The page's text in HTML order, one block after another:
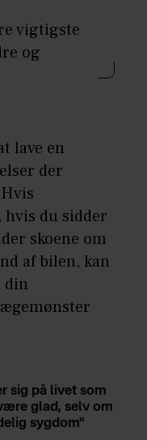
vigtigste
og
dine
Hold det
andet ben, så
på det
albuer fra
af din
og
fra
være
Lav
hvert ben.
lave en
der
du sidder
skoene om
af bilen, kan
din
sig på livet som
glad, selv om
sygdom"